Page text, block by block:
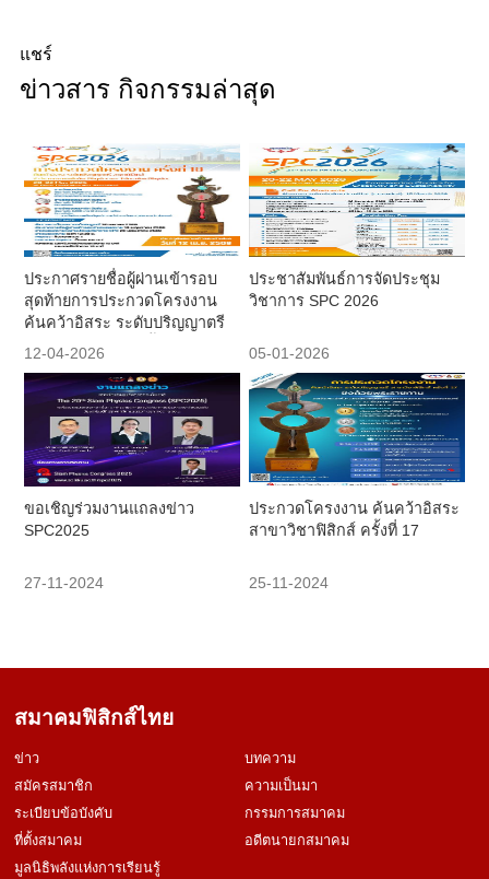
แชร์
ข่าวสาร กิจกรรมล่าสุด
ประกาศรายชื่อผู้ผ่านเข้ารอบ
สุดท้ายการประกวดโครงงาน
ค้นคว้าอิสระ ระดับปริญญาตรี
สาขาวิชาฟิสิกส์ ครั้งที่ 18
12-04-2026
ประชาสัมพันธ์การจัดประชุม
วิชาการ SPC 2026
05-01-2026
ขอเชิญร่วมงานแถลงข่าว
SPC2025
27-11-2024
ประกวดโครงงาน ค้นคว้าอิสระ
สาขาวิชาฟิสิกส์ ครั้งที่ 17
25-11-2024
สมาคมฟิสิกส์ไทย
ข่าว
บทความ
สมัครสมาชิก
ความเป็นมา
ระเบียบข้อบังคับ
กรรมการสมาคม
ที่ตั้งสมาคม
อดีตนายกสมาคม
มูลนิธิพลังแห่งการเรียนรู้